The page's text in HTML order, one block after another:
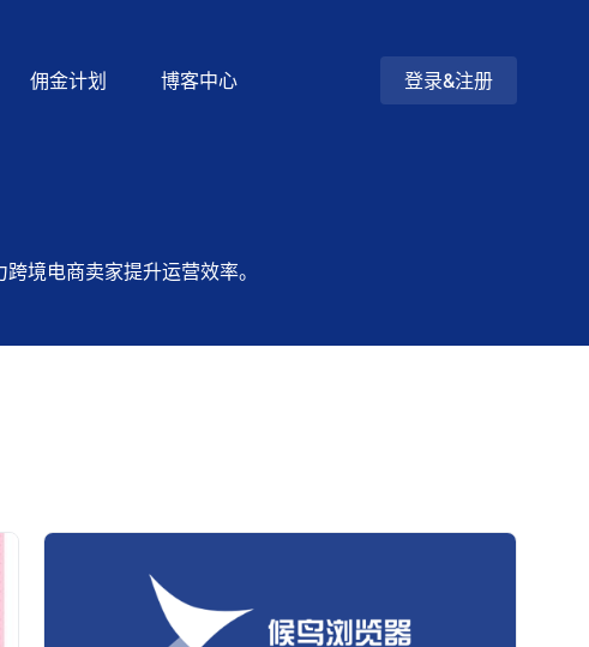
佣金计划 博客中心 登录&注册
境电商卖家提升运营效率。